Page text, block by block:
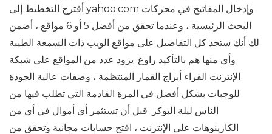
أقترح التخطيط إلى yahoo.com وإدخال المفاتيح في محركات
البحث الرئيسية ، وعندما تحقق من أفضل 5 أو 6 مواقع ، أضمن
لك أنك ستجد كل التفاصيل على مواقع الويب ذات السمعة الطيبة
وأي منها هم بالتأكيد راوغ. يزود عدد من المواقع على شبكة
الإنترنت القراء أبراج القمار المنتظمة ، وصفات عالية الجودة
للوجبات بشكل أفضل في المرة القادمة التي تطلب فيها من
الناس ليلة البوكر. قبل أن تستثمر أي أموال في أي من
الكازينوهات على الإنترنت ، افتح حسابات مجانية وتحقق من